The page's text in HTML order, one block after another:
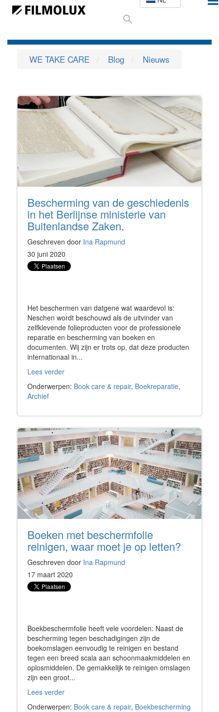
WE TAKE CARE Blog Nieuws
Bescherming van de geschiedenis
in het Berlijnse ministerie van
Buitenlandse Zaken.
Geschreven door Ina Rapmund
30 juni 2020
Het beschermen van datgene wat waardevol is:
Neschen wordt beschouwd als de uitvinder van
zelfklevende folieproducten voor de professionele
reparatie en bescherming van boeken en
documenten. Wij zijn er trots op, dat deze producten
internationaal in...
Lees verder
Onderwerpen: Book care & repair, Boekreparatie,
Archief
Boeken met beschermfolie
reinigen, waar moet je op letten?
Geschreven door Ina Rapmund
17 maart 2020
Boekbeschermfolie heeft vele voordelen: Naast de
bescherming tegen beschadigingen zijn de
boekomslagen eenvoudig te reinigen en bestand
tegen een breed scala aan schoonmaakmiddelen en
oplosmiddelen. De gemakkelijk te reinigen omslagen
zijn een groot...
Lees verder
Onderwerpen: Book care & repair, Boekbescherming